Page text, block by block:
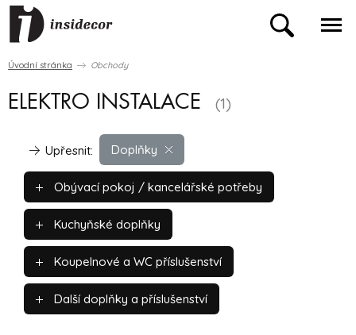
Úvodní stránka Obchody
ELEKTRO INSTALACE (1)
Doplňky
Upřesnit:
Obývací pokoj / kancelářské potřeby
Kuchyňské doplňky
Koupelnové a WC příslušenství
Další doplňky a příslušenství